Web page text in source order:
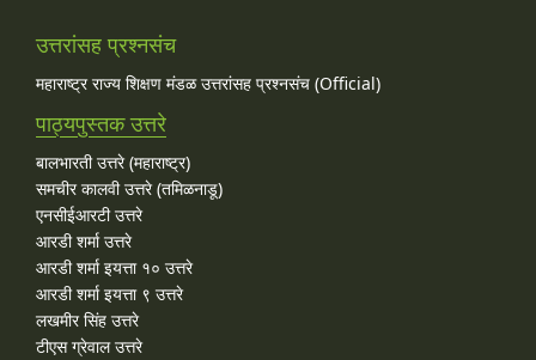
उत्तरांसह प्रश्नसंच
महाराष्ट्र राज्य शिक्षण मंडळ उत्तरांसह प्रश्नसंच (Official)
पाठ्यपुस्तक उत्तरे
बालभारती उत्तरे (महाराष्ट्र)
समचीर कालवी उत्तरे (तमिळनाडू)
एनसीईआरटी उत्तरे
आरडी शर्मा उत्तरे
आरडी शर्मा इयत्ता १० उत्तरे
आरडी शर्मा इयत्ता ९ उत्तरे
लखमीर सिंह उत्तरे
टीएस ग्रेवाल उत्तरे